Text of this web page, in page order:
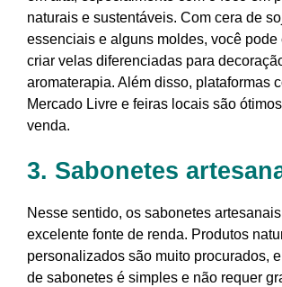
naturais e sustentáveis. Com cera de
essenciais e alguns moldes, você pode
criar velas diferenciadas para
aromaterapia. Além disso, plataformas
Mercado Livre e feiras locais são
venda.
3. Sabonetes
Nesse sentido, os sabonetes
excelente fonte de renda. Produtos
personalizados são muito procurados,
de sabonetes é simples e não requer